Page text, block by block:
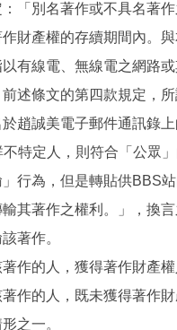
「別名著作或不具名著
財產權的存續期間內。
有線電、無線電之網路
述條文的第四款規定，
趙誠美電子郵件通訊錄
特定人，則符合「公眾
行為，但是轉貼供BBS
其著作之權利。」，換
著作。
作的人，獲得著作財產
作的人，既未獲得著作
之一。